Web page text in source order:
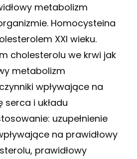
metabolizm
Homocysteina
XXI wieku.
cholesterolu we krwi jak
metabolizm
wpływające na
serca i układu
uzupełnienie
na prawidłowy
prawidłowy